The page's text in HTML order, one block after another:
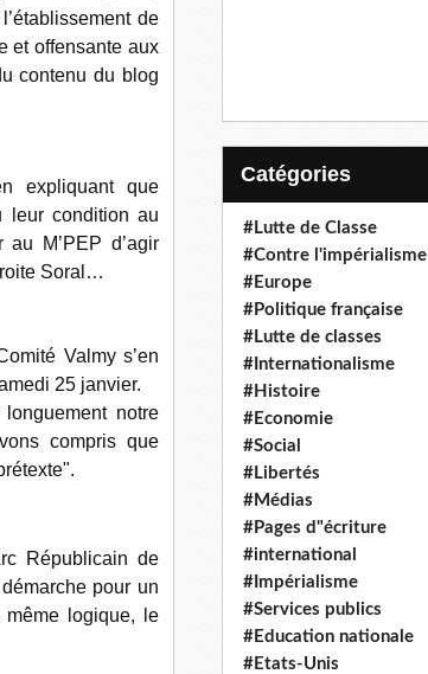
de
et offensante aux
contenu du blog
expliquant que
leur condition au
M’PEP d’agir
Soral…
Valmy s’en
25 janvier.
notre
compris que
Républicain de
pour un
logique, le
Catégories
#Lutte de Classe
#Contre l'impérialisme
#Europe
#Politique française
#Lutte de classes
#Internationalisme
#Histoire
#Economie
#Social
#Libertés
#Médias
#Pages d"écriture
#international
#Impérialisme
#Services publics
#Education nationale
#Etats-Unis